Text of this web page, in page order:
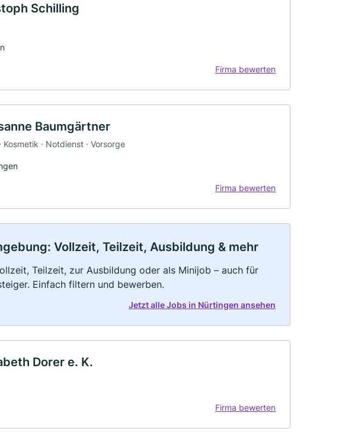
Schilling
Firma bewerten
Baumgärtner
· Notdienst · Vorsorge
Firma bewerten
Vollzeit, Teilzeit, Ausbildung & mehr
Teilzeit, zur Ausbildung oder als Minijob – auch für
Einfach filtern und bewerben.
Jetzt alle Jobs in Nürtingen ansehen
Dorer e. K.
Firma bewerten